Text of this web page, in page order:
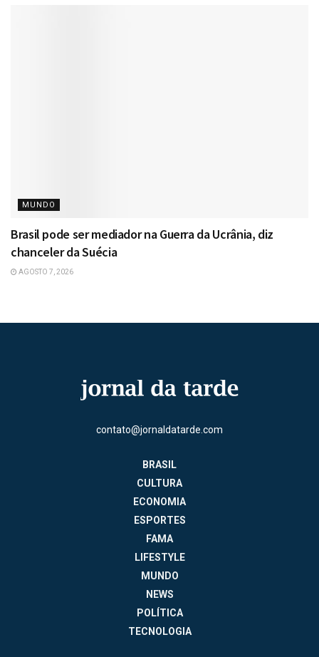
MUNDO
Brasil pode ser mediador na Guerra da Ucrânia, diz
chanceler da Suécia
AGOSTO 7, 2026
contato@jornaldatarde.com
BRASIL
CULTURA
ECONOMIA
ESPORTES
FAMA
LIFESTYLE
MUNDO
NEWS
POLÍTICA
TECNOLOGIA